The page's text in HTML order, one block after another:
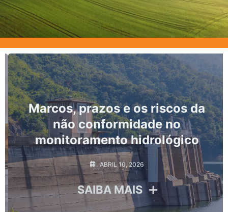
Marcos, prazos e os riscos da
não conformidade no
monitoramento hidrológico
ABRIL 10, 2026
SAIBA MAIS